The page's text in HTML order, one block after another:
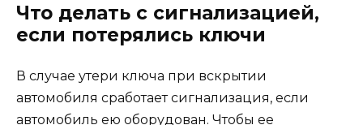
Что делать с сигнализацией,
если потерялись ключи
В случае утери ключа при вскрытии
автомобиля сработает сигнализация, если
автомобиль ею оборудован. Чтобы ее